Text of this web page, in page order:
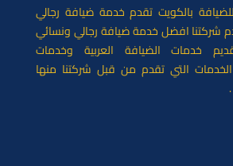
شركة النوبي VIP للضيافة بالكويت تقدم خدمة ضيافة رجالي
شركتنا افضل خدمة ضيافة رجالي ونسائي
خدمات الضيافة العربية وخدمات
الخدمات التي تقدم من قبل شركتنا منها